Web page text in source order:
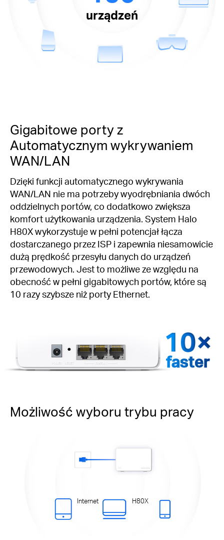
urządzeń
Gigabitowe porty z
Automatycznym wykrywaniem
WAN/LAN
Dzięki funkcji automatycznego wykrywania
WAN/LAN nie ma potrzeby wyodrębniania dwóch
oddzielnych portów, co dodatkowo zwiększa
komfort użytkowania urządzenia. System Halo
H80X wykorzystuje w pełni potencjał łącza
dostarczanego przez ISP i zapewnia niesamowicie
dużą prędkość przesyłu danych do urządzeń
przewodowych. Jest to możliwe ze względu na
obecność w pełni gigabitowych portów, które są
10 razy szybsze niż porty Ethernet.
faster
Możliwość wyboru trybu pracy
Internet H80X